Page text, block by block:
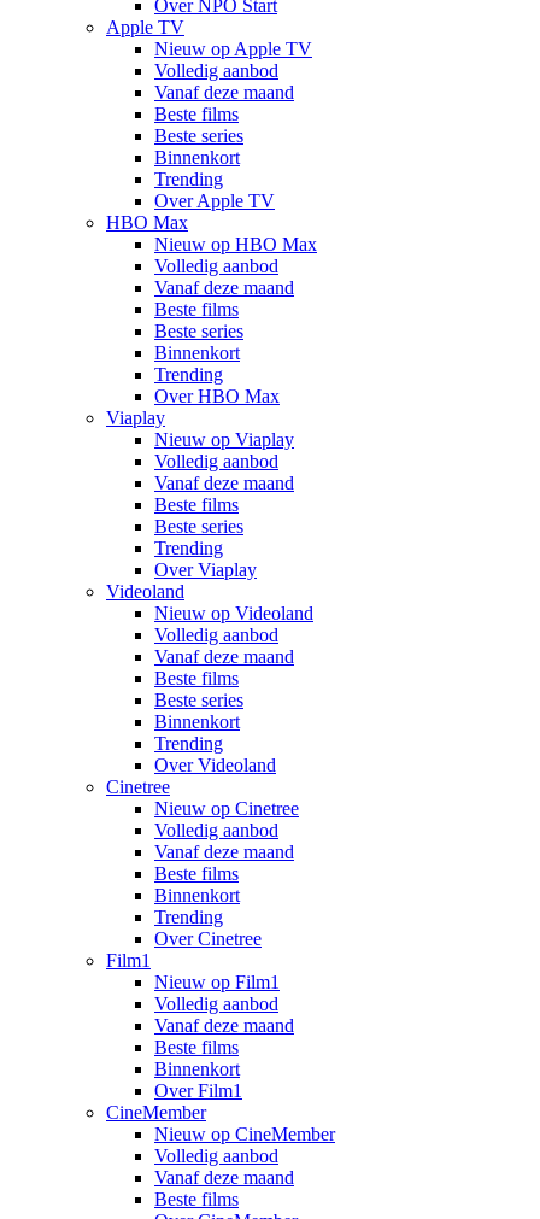
Over NPO Start
Apple TV
Nieuw op Apple TV
Volledig aanbod
Vanaf deze maand
Beste films
Beste series
Binnenkort
Trending
Over Apple TV
HBO Max
Nieuw op HBO Max
Volledig aanbod
Vanaf deze maand
Beste films
Beste series
Binnenkort
Trending
Over HBO Max
Viaplay
Nieuw op Viaplay
Volledig aanbod
Vanaf deze maand
Beste films
Beste series
Trending
Over Viaplay
Videoland
Nieuw op Videoland
Volledig aanbod
Vanaf deze maand
Beste films
Beste series
Binnenkort
Trending
Over Videoland
Cinetree
Nieuw op Cinetree
Volledig aanbod
Vanaf deze maand
Beste films
Binnenkort
Trending
Over Cinetree
Film1
Nieuw op Film1
Volledig aanbod
Vanaf deze maand
Beste films
Binnenkort
Over Film1
CineMember
Nieuw op CineMember
Volledig aanbod
Vanaf deze maand
Beste films